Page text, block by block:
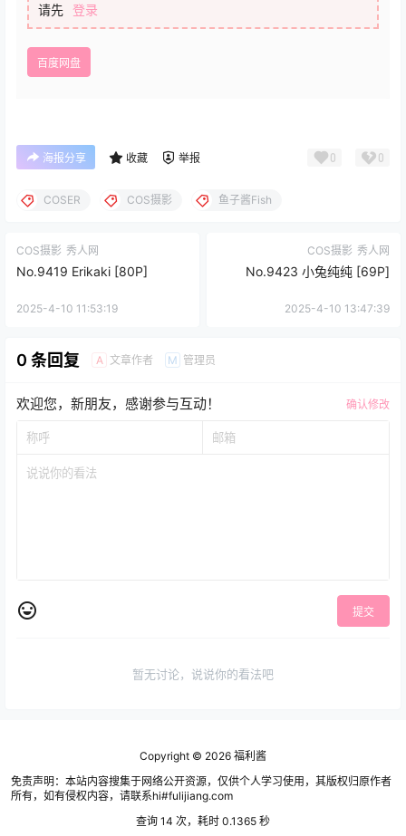
请先 登录
百度网盘
海报分享 收藏 举报 0 0
COSER COS摄影 鱼子酱Fish
COS摄影 秀人网
No.9419 Erikaki [80P]
2025-4-10 11:53:19
COS摄影 秀人网
No.9423 小兔纯纯 [69P]
2025-4-10 13:47:39
0 条回复 A 文章作者 M 管理员
欢迎您，新朋友，感谢参与互动！ 确认修改
提交
暂无讨论，说说你的看法吧
Copyright © 2026 福利酱
免责声明：本站内容搜集于网络公开资源，仅供个人学习使用，其版权归原作者
所有，如有侵权内容，请联系hi#fulijiang.com
查询 14 次，耗时 0.1365 秒